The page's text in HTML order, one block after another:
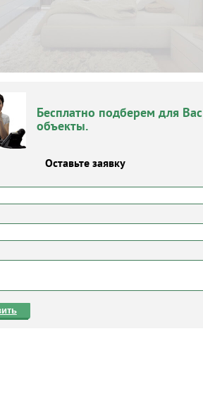
Бесплатно подберем для Вас
объекты.
Оставьте заявку